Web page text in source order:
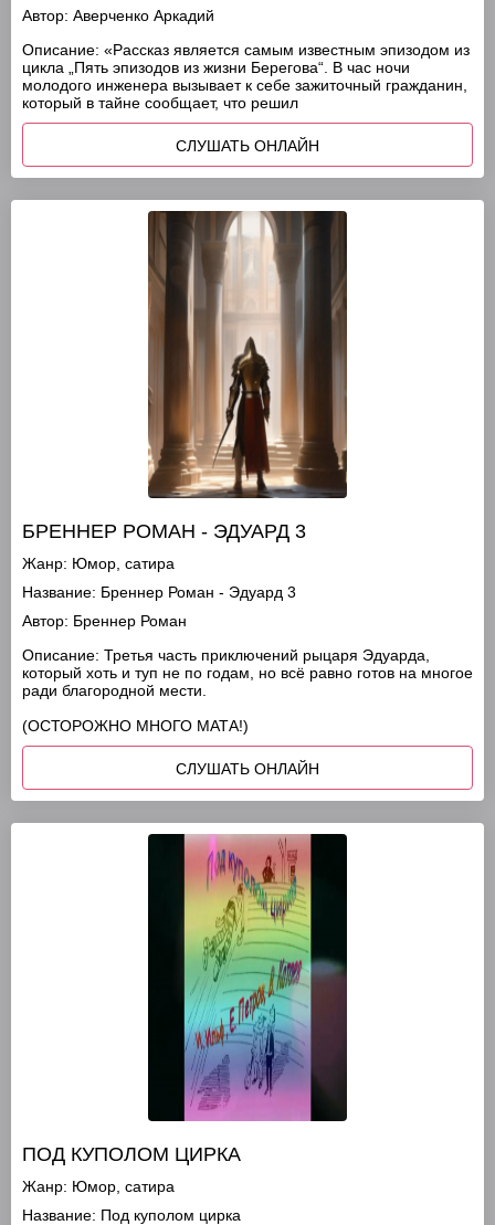
Автор: Аверченко Аркадий
Описание: «Рассказ является самым известным эпизодом из
цикла „Пять эпизодов из жизни Берегова“. В час ночи
молодого инженера вызывает к себе зажиточный гражданин,
который в тайне сообщает, что решил
СЛУШАТЬ ОНЛАЙН
БРЕННЕР РОМАН - ЭДУАРД 3
Жанр: Юмор, сатира
Название: Бреннер Роман - Эдуард 3
Автор: Бреннер Роман
Описание: Третья часть приключений рыцаря Эдуарда,
который хоть и туп не по годам, но всё равно готов на многое
ради благородной мести.
(ОСТОРОЖНО МНОГО МАТА!)
СЛУШАТЬ ОНЛАЙН
ПОД КУПОЛОМ ЦИРКА
Жанр: Юмор, сатира
Название: Под куполом цирка